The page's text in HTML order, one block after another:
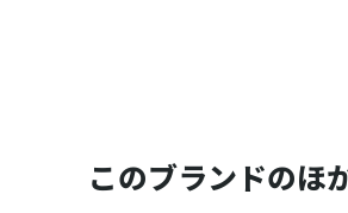
このブランドのほ